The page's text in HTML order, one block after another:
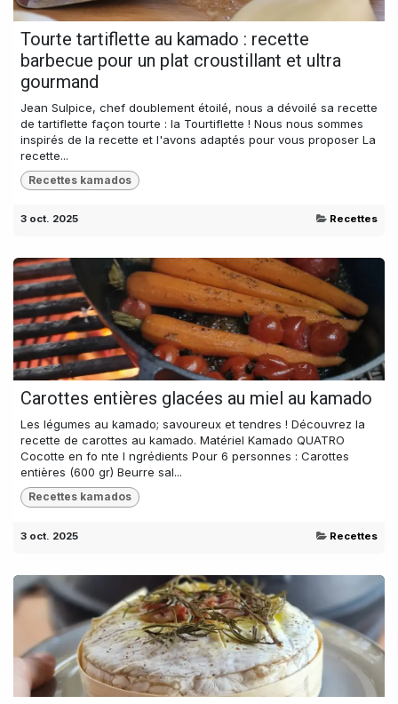
Tourte tartiflette au kamado : recette
barbecue pour un plat croustillant et ultra
gourmand
Jean Sulpice, chef doublement étoilé, nous a dévoilé sa recette
de tartiflette façon tourte : la Tourtiflette ! Nous nous sommes
inspirés de la recette et l'avons adaptés pour vous proposer La
recette...
Recettes kamados
3 oct. 2025 Recettes
Carottes entières glacées au miel au kamado
Les légumes au kamado; savoureux et tendres ! Découvrez la
recette de carottes au kamado. Matériel Kamado QUATRO
Cocotte en fo nte I ngrédients Pour 6 personnes : Carottes
entières (600 gr) Beurre sal...
Recettes kamados
3 oct. 2025 Recettes